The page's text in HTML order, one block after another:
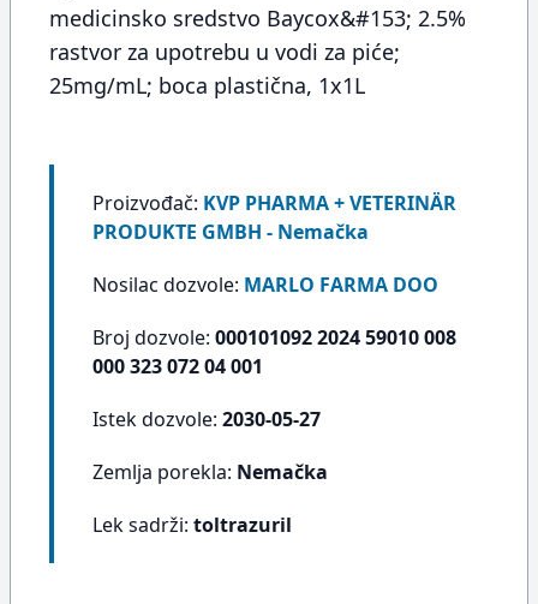
medicinsko sredstvo Baycox&#153; 2.5%
rastvor za upotrebu u vodi za piće;
25mg/mL; boca plastična, 1x1L
Proizvođač: KVP PHARMA + VETERINÄR
PRODUKTE GMBH - Nemačka
Nosilac dozvole: MARLO FARMA DOO
Broj dozvole: 000101092 2024 59010 008
000 323 072 04 001
Istek dozvole: 2030-05-27
Zemlja porekla: Nemačka
Lek sadrži: toltrazuril